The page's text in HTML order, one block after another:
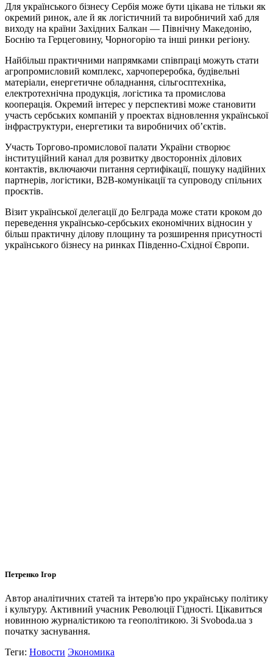
Для українського бізнесу Сербія може бути цікава не тільки як
окремий ринок, але й як логістичний та виробничий хаб для
виходу на країни Західних Балкан — Північну Македонію,
Боснію та Герцеговину, Чорногорію та інші ринки регіону.
Найбільш практичними напрямками співпраці можуть стати
агропромисловий комплекс, харчопереробка, будівельні
матеріали, енергетичне обладнання, сільгосптехніка,
електротехнічна продукція, логістика та промислова
кооперація. Окремий інтерес у перспективі може становити
участь сербських компаній у проектах відновлення української
інфраструктури, енергетики та виробничих об’єктів.
Участь Торгово-промислової палати України створює
інституційний канал для розвитку двосторонніх ділових
контактів, включаючи питання сертифікації, пошуку надійних
партнерів, логістики, B2B-комунікації та супроводу спільних
проєктів.
Візит української делегації до Белграда може стати кроком до
переведення українсько-сербських економічних відносин у
більш практичну ділову площину та розширення присутності
українського бізнесу на ринках Південно-Східної Європи.
Петренко Ігор
Автор аналітичних статей та інтерв'ю про українську політику
і культуру. Активний учасник Революції Гідності. Цікавиться
новинною журналістикою та геополітикою. Зі Svoboda.ua з
початку заснування.
Теги: Новости Экономика